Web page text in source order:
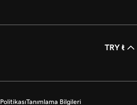
TRY ₺
Tanımlama Bilgileri